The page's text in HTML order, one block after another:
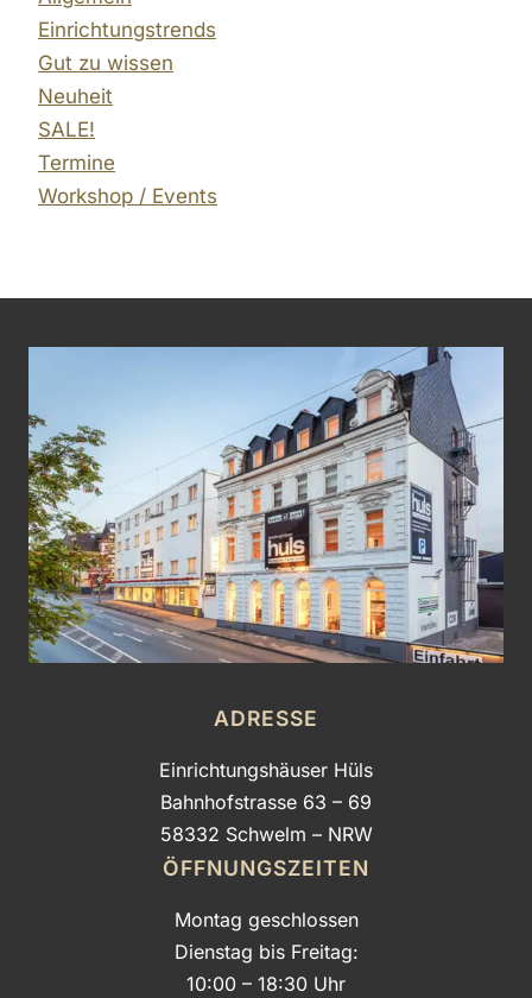
Einrichtungstrends
Gut zu wissen
Neuheit
SALE!
Termine
Workshop / Events
ADRESSE
Einrichtungshäuser Hüls
Bahnhofstrasse 63 – 69
58332 Schwelm – NRW
ÖFFNUNGSZEITEN
Montag geschlossen
Dienstag bis Freitag:
10:00 – 18:30 Uhr